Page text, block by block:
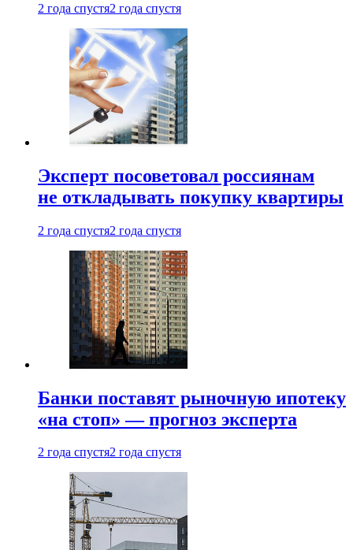
2 года спустя2 года спустя
Эксперт посоветовал россиянам
не откладывать покупку квартиры
2 года спустя2 года спустя
Банки поставят рыночную ипотеку
«на стоп» — прогноз эксперта
2 года спустя2 года спустя